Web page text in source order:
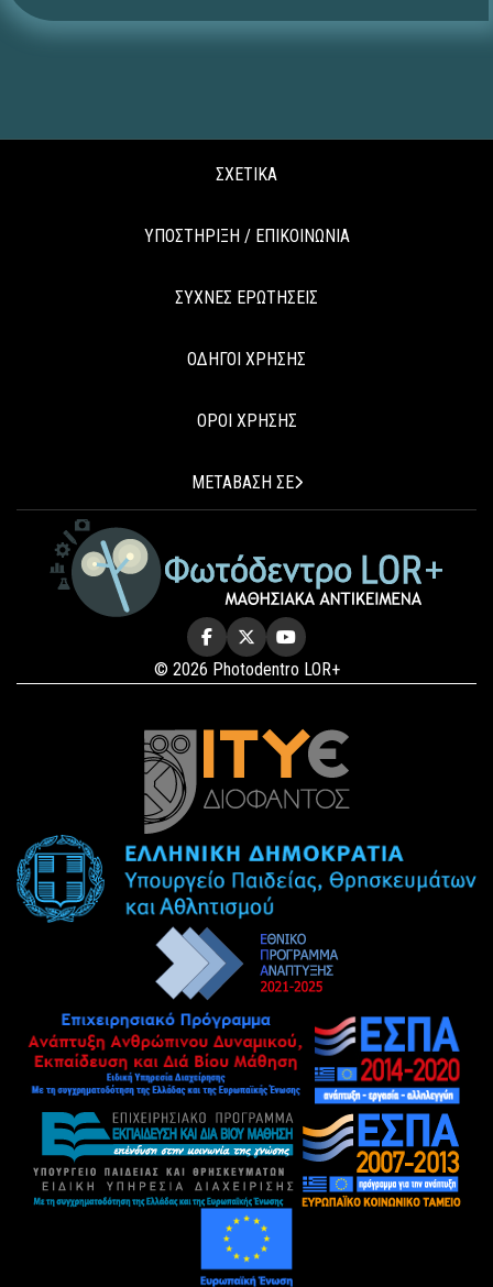
ΣΧΕΤΙΚΑ
ΥΠΟΣΤΗΡΙΞΗ / ΕΠΙΚΟΙΝΩΝΙΑ
ΣΥΧΝΕΣ ΕΡΩΤΗΣΕΙΣ
ΟΔΗΓΟΙ ΧΡΗΣΗΣ
ΟΡΟΙ ΧΡΗΣΗΣ
ΜΕΤΑΒΑΣΗ ΣΕ
© 2026 Photodentro LOR+